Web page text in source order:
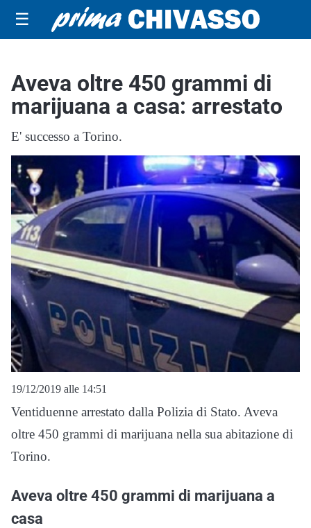
☰
Aveva oltre 450 grammi di
marijuana a casa: arrestato
E' successo a Torino.
19/12/2019 alle 14:51
Ventiduenne arrestato dalla Polizia di Stato. Aveva
oltre 450 grammi di marijuana nella sua abitazione di
Torino.
Aveva oltre 450 grammi di marijuana a
casa